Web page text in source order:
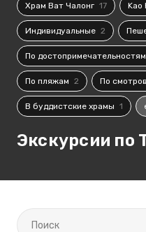
Храм Ват Чалонг 17 Kao
Индивидуальные 2
По достопримечательностям
По пляжам 2 По
В буддистские храмы 1
Экскурсии по